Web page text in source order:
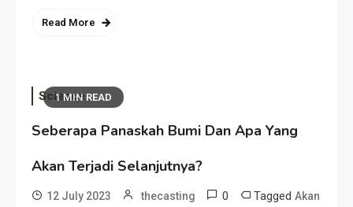
Read More
1 MIN READ
Science
Seberapa Panaskah Bumi Dan Apa Yang
Akan Terjadi Selanjutnya?
12 July 2023 thecasting 0 Tagged Akan